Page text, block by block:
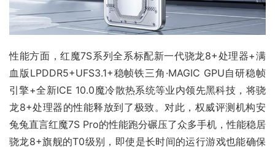
性能方面，红魔7S系列全系标配新一代骁龙8+处理器+满
血版LPDDR5+UFS3.1+稳帧铁三角·MAGIC GPU自研稳帧
引擎+全新ICE 10.0魔冷散热系统等业内领先黑科技，将骁
龙8+处理器的性能释放到了极致。对此，权威评测机构安
兔兔直言红魔7S Pro的性能跑分碾压了众多手机，性能稳居
骁龙8+旗舰的T0级别，即使是长时间的运行游戏也能确保